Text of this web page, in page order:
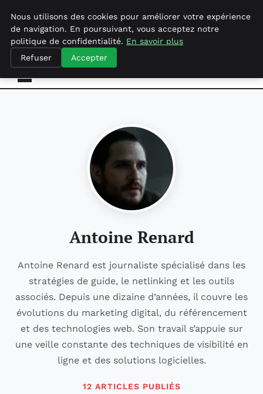
Agence-referencement-seo.com
Antoine Renard
Antoine Renard est journaliste spécialisé dans les
stratégies de guide, le netlinking et les outils
associés. Depuis une dizaine d’années, il couvre les
évolutions du marketing digital, du référencement
et des technologies web. Son travail s’appuie sur
une veille constante des techniques de visibilité en
ligne et des solutions logicielles.
12 ARTICLES PUBLIÉS
Nous utilisons des cookies pour améliorer votre expérience
de navigation. En poursuivant, vous acceptez notre
politique de confidentialité. En savoir plus
Refuser
Accepter